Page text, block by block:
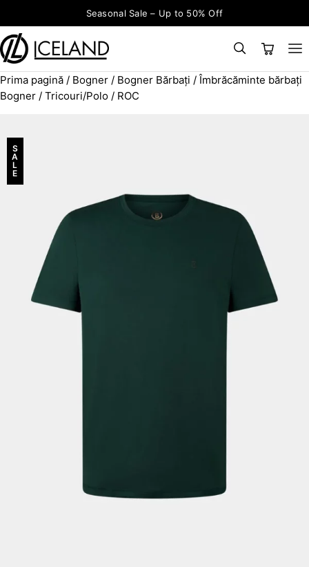
Seasonal Sale – Up to 50% Off
Search for:
CAUTĂ ×
Prima pagină / Bogner / Bogner Bărbați / Îmbrăcăminte bărbați
Bogner / Tricouri/Polo / ROC
S
A
L
E